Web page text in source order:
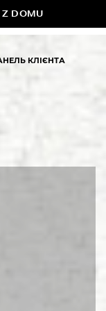
DOMU
КЛІЄНТА